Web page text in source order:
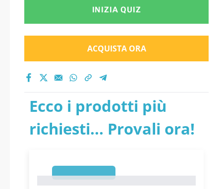
INIZIA QUIZ
ACQUISTA ORA
Ecco i prodotti più
richiesti... Provali ora!